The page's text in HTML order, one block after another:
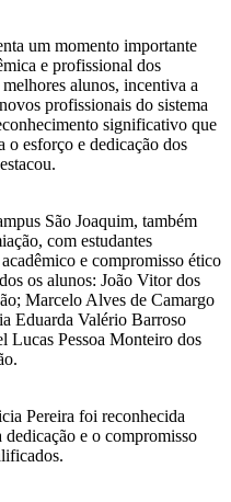
um momento importante
e profissional dos
alunos, incentiva a
profissionais do sistema
significativo que
o esforço e dedicação dos
São Joaquim, também
com estudantes
e compromisso ético
os alunos: João Vitor dos
Marcelo Alves de Camargo
Eduarda Valério Barroso
Pessoa Monteiro dos
Pereira foi reconhecida
dedicação e o compromisso